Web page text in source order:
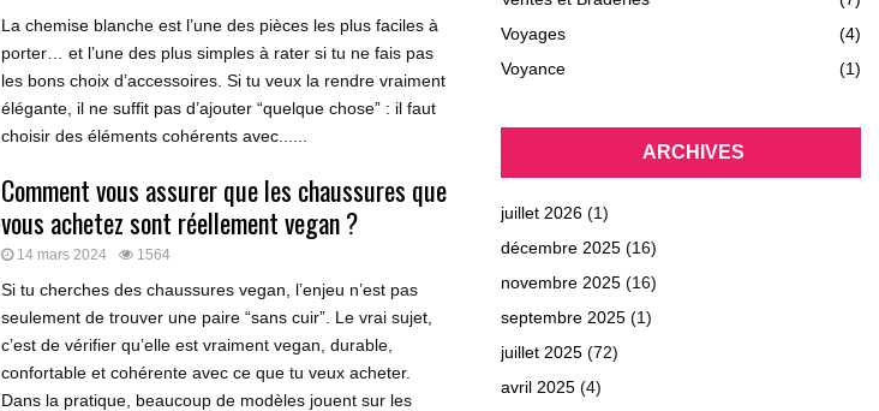
La chemise blanche est l’une des pièces les plus faciles à
porter… et l’une des plus simples à rater si tu ne fais pas
les bons choix d’accessoires. Si tu veux la rendre vraiment
élégante, il ne suffit pas d’ajouter “quelque chose” : il faut
choisir des éléments cohérents avec......
Comment vous assurer que les chaussures que
vous achetez sont réellement vegan ?
14 mars 2024 1564
Si tu cherches des chaussures vegan, l’enjeu n’est pas
seulement de trouver une paire “sans cuir”. Le vrai sujet,
c’est de vérifier qu’elle est vraiment vegan, durable,
confortable et cohérente avec ce que tu veux acheter.
Dans la pratique, beaucoup de modèles jouent sur les
Voyages
(4)
Voyance
(1)
ARCHIVES
juillet 2026 (1)
décembre 2025 (16)
novembre 2025 (16)
septembre 2025 (1)
juillet 2025 (72)
avril 2025 (4)